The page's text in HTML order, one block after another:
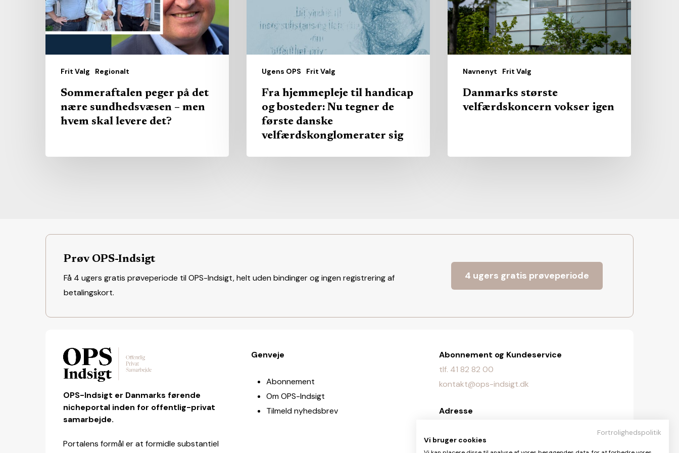
Frit Valg Regionalt
sundhedsvæsen
–
hvem
det?
Sommeraftalen peger på det
nære sundhedsvæsen – men
hvem skal levere det?
Ugens OPS Frit Valg
de
første
velfærdskonglomerater
Fra hjemmepleje til handicap
og bosteder: Nu tegner de
første danske
velfærdskonglomerater sig
Navnenyt Frit Valg
Danmarks største
velfærdskoncern vokser igen
Prøv OPS-Indsigt
Få 4 ugers gratis prøveperiode til OPS-Indsigt, helt uden bindinger og ingen registrering af
betalingskort.
4 ugers gratis prøveperiode
OPS-Indsigt er Danmarks førende
nicheportal inden for offentlig-privat
samarbejde.
Portalens formål er at formidle substantiel
Genveje
Abonnement
Om OPS-Indsigt
Tilmeld nyhedsbrev
Abonnement og Kundeservice
tlf. 41 82 82 00
kontakt@ops-indsigt.dk
Adresse
Fortrolighedspolitik
Vi bruger cookies